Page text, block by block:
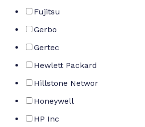
Fujitsu
Gerbo
Gertec
Hewlett Packard
Hillstone Networ
Honeywell
HP Inc